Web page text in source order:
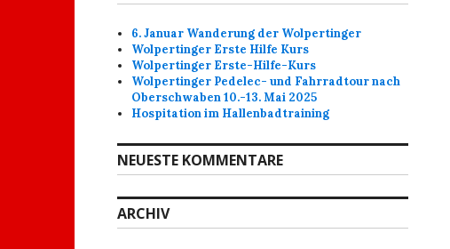
6. Januar Wanderung der Wolpertinger
Wolpertinger Erste Hilfe Kurs
Wolpertinger Erste-Hilfe-Kurs
Wolpertinger Pedelec- und Fahrradtour nach
Oberschwaben 10.-13. Mai 2025
Hospitation im Hallenbadtraining
NEUESTE KOMMENTARE
ARCHIV